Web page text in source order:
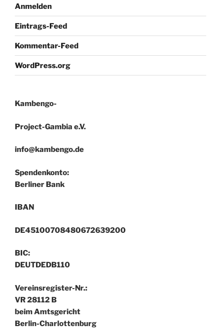
Anmelden
Eintrags-Feed
Kommentar-Feed
WordPress.org
Kambengo-
Project-Gambia e.V.
info@kambengo.de
Spendenkonto:
Berliner Bank
IBAN
DE45100708480672639200
BIC:
DEUTDEDB110
Vereinsregister-Nr.:
VR 28112 B
beim Amtsgericht
Berlin-Charlottenburg